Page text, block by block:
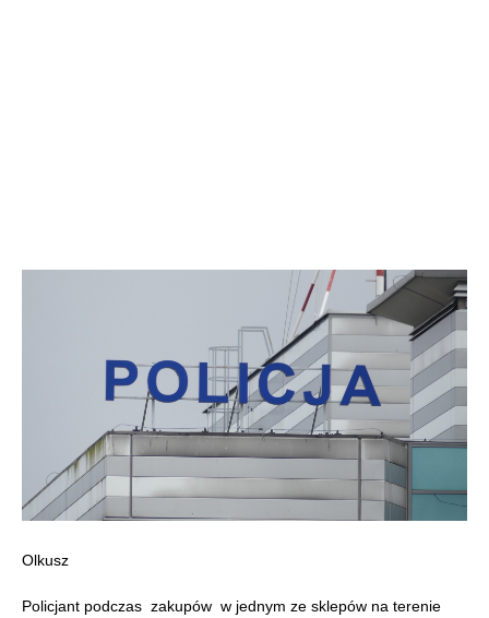
Olkusz
Policjant podczas zakupów w jednym ze sklepów na terenie